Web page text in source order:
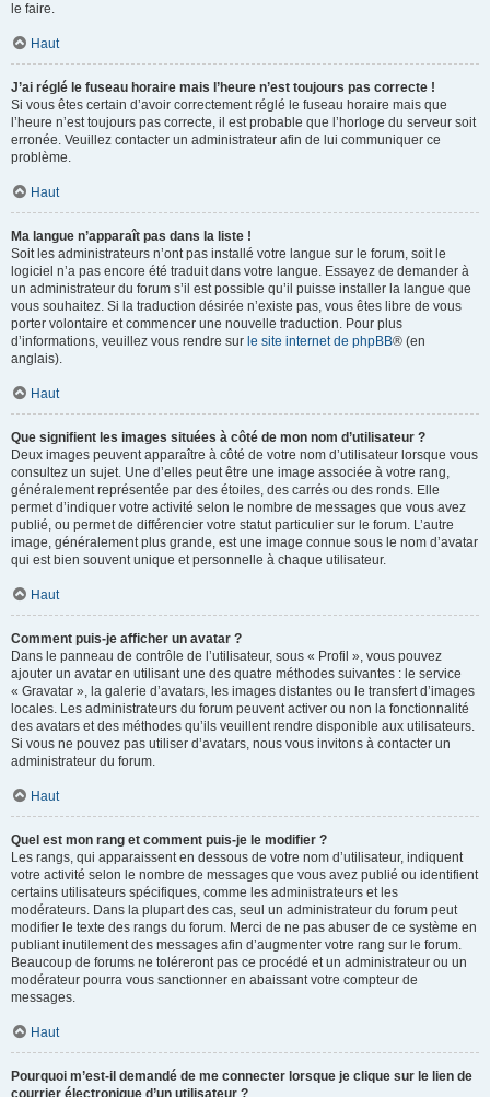
le faire.
Haut
J’ai réglé le fuseau horaire mais l’heure n’est toujours pas correcte !
Si vous êtes certain d’avoir correctement réglé le fuseau horaire mais que
l’heure n’est toujours pas correcte, il est probable que l’horloge du serveur soit
erronée. Veuillez contacter un administrateur afin de lui communiquer ce
problème.
Haut
Ma langue n’apparaît pas dans la liste !
Soit les administrateurs n’ont pas installé votre langue sur le forum, soit le
logiciel n’a pas encore été traduit dans votre langue. Essayez de demander à
un administrateur du forum s’il est possible qu’il puisse installer la langue que
vous souhaitez. Si la traduction désirée n’existe pas, vous êtes libre de vous
porter volontaire et commencer une nouvelle traduction. Pour plus
d’informations, veuillez vous rendre sur le site internet de phpBB® (en
anglais).
Haut
Que signifient les images situées à côté de mon nom d’utilisateur ?
Deux images peuvent apparaître à côté de votre nom d’utilisateur lorsque vous
consultez un sujet. Une d’elles peut être une image associée à votre rang,
généralement représentée par des étoiles, des carrés ou des ronds. Elle
permet d’indiquer votre activité selon le nombre de messages que vous avez
publié, ou permet de différencier votre statut particulier sur le forum. L’autre
image, généralement plus grande, est une image connue sous le nom d’avatar
qui est bien souvent unique et personnelle à chaque utilisateur.
Haut
Comment puis-je afficher un avatar ?
Dans le panneau de contrôle de l’utilisateur, sous « Profil », vous pouvez
ajouter un avatar en utilisant une des quatre méthodes suivantes : le service
« Gravatar », la galerie d’avatars, les images distantes ou le transfert d’images
locales. Les administrateurs du forum peuvent activer ou non la fonctionnalité
des avatars et des méthodes qu’ils veuillent rendre disponible aux utilisateurs.
Si vous ne pouvez pas utiliser d’avatars, nous vous invitons à contacter un
administrateur du forum.
Haut
Quel est mon rang et comment puis-je le modifier ?
Les rangs, qui apparaissent en dessous de votre nom d’utilisateur, indiquent
votre activité selon le nombre de messages que vous avez publié ou identifient
certains utilisateurs spécifiques, comme les administrateurs et les
modérateurs. Dans la plupart des cas, seul un administrateur du forum peut
modifier le texte des rangs du forum. Merci de ne pas abuser de ce système en
publiant inutilement des messages afin d’augmenter votre rang sur le forum.
Beaucoup de forums ne toléreront pas ce procédé et un administrateur ou un
modérateur pourra vous sanctionner en abaissant votre compteur de
messages.
Haut
Pourquoi m’est-il demandé de me connecter lorsque je clique sur le lien de
courrier électronique d’un utilisateur ?